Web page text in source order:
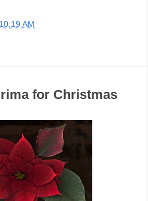
10:19 AM
for Christmas